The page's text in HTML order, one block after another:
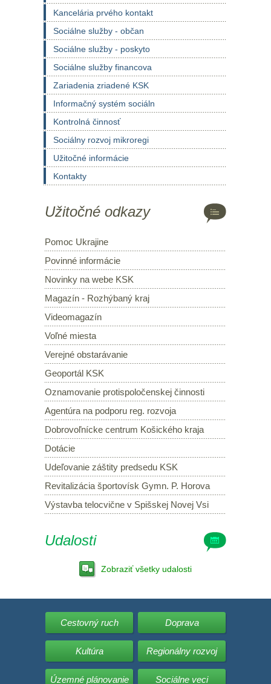
Kancelária prvého kontakt
Sociálne služby - občan
Sociálne služby - poskyto
Sociálne služby financova
Zariadenia zriadené KSK
Informačný systém sociáln
Kontrolná činnosť
Sociálny rozvoj mikroregi
Užitočné informácie
Kontakty
Užitočné odkazy
Pomoc Ukrajine
Povinné informácie
Novinky na webe KSK
Magazín - Rozhýbaný kraj
Videomagazín
Voľné miesta
Verejné obstarávanie
Geoportál KSK
Oznamovanie protispoločenskej činnosti
Agentúra na podporu reg. rozvoja
Dobrovoľnícke centrum Košického kraja
Dotácie
Udeľovanie záštity predsedu KSK
Revitalizácia športovísk Gymn. P. Horova
Výstavba telocvične v Spišskej Novej Vsi
Udalosti
Zobraziť všetky udalosti
Cestovný ruch Doprava
Kultúra Regionálny rozvoj
Územné plánovanie Sociálne veci